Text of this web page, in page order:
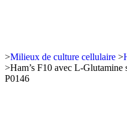
>Milieux de culture cellulaire >
>Ham’s F10 avec L-Glutamine
P0146